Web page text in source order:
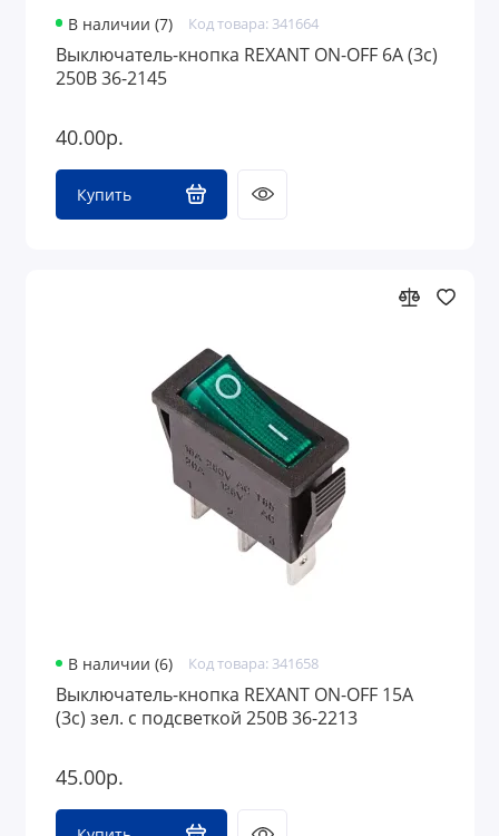
В наличии (7) Код товара: 341664
Выключатель-кнопка REXANT ON-OFF 6A (3с)
250В 36-2145
40.00р.
Купить
В наличии (6) Код товара: 341658
Выключатель-кнопка REXANT ON-OFF 15A
(3с) зел. с подсветкой 250В 36-2213
45.00р.